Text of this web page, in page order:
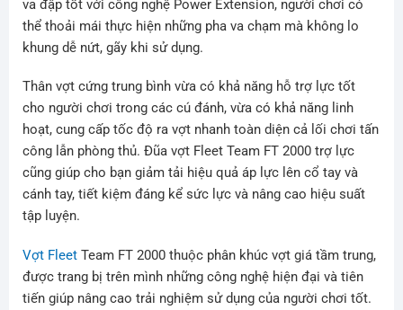
va đập tốt với công nghệ Power Extension, người chơi có
thể thoải mái thực hiện những pha va chạm mà không lo
khung dễ nứt, gãy khi sử dụng.
Thân vợt cứng trung bình vừa có khả năng hỗ trợ lực tốt
cho người chơi trong các cú đánh, vừa có khả năng linh
hoạt, cung cấp tốc độ ra vợt nhanh toàn diện cả lối chơi tấn
công lẫn phòng thủ. Đũa vợt Fleet Team FT 2000 trợ lực
cũng giúp cho bạn giảm tải hiệu quả áp lực lên cổ tay và
cánh tay, tiết kiệm đáng kể sức lực và nâng cao hiệu suất
tập luyện.
Vợt FleetTeam FT 2000 thuộc phân khúc vợt giá tầm trung,
được trang bị trên mình những công nghệ hiện đại và tiên
tiến giúp nâng cao trải nghiệm sử dụng của người chơi tốt.